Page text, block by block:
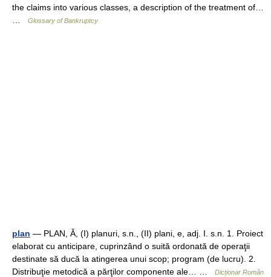
the claims into various classes, a description of the treatment of…
Glossary of Bankruptcy
plan — PLAN, Ă, (I) planuri, s.n., (II) plani, e, adj. I. s.n. 1. Proiect
elaborat cu anticipare, cuprinzând o suită ordonată de operaţii
destinate să ducă la atingerea unui scop; program (de lucru). 2.
Distribuţie metodică a părţilor componente ale… …
Dicționar Român